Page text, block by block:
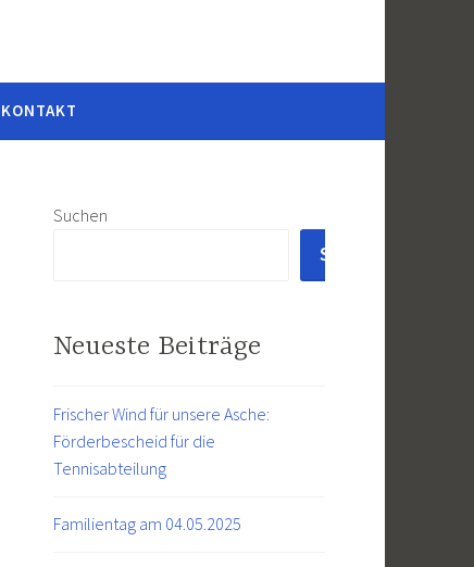
KONTAKT
Suchen
SUCHEN
Neueste Beiträge
Frischer Wind für unsere Asche:
Förderbescheid für die
Tennisabteilung
Familientag am 04.05.2025